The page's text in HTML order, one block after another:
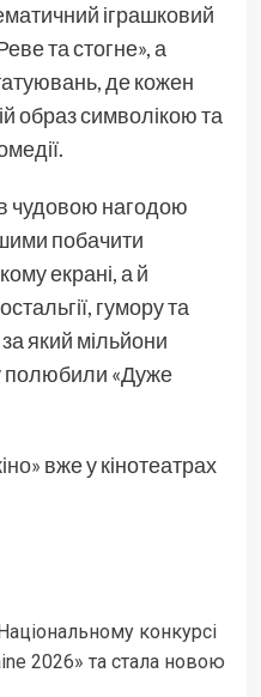
іграшковий
та стогне», а
де кожен
образ символікою та
чудовою нагодою
побачити
екрані, а й
гумору та
який мільйони
полюбили «Дуже
вже у кінотеатрах
конкурсі
2026» та стала новою